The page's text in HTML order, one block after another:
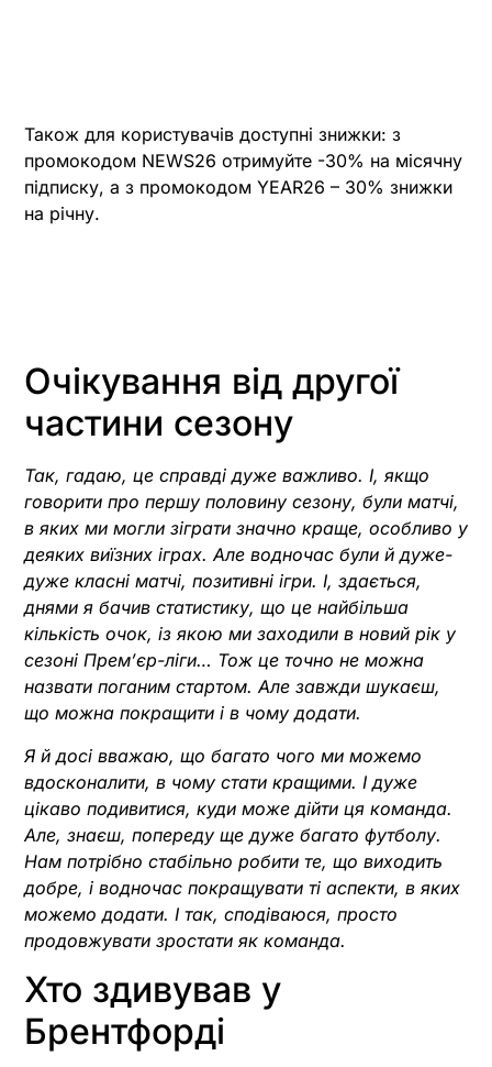
Також для користувачів доступні знижки: з
промокодом NEWS26 отримуйте -30% на місячну
підписку, а з промокодом YEAR26 – 30% знижки
на річну.
Очікування від другої
частини сезону
Так, гадаю, це справді дуже важливо. І, якщо
говорити про першу половину сезону, були матчі,
в яких ми могли зіграти значно краще, особливо у
деяких виїзних іграх. Але водночас були й дуже-
дуже класні матчі, позитивні ігри. І, здається,
днями я бачив статистику, що це найбільша
кількість очок, із якою ми заходили в новий рік у
сезоні Прем’єр-ліги… Тож це точно не можна
назвати поганим стартом. Але завжди шукаєш,
що можна покращити і в чому додати.
Я й досі вважаю, що багато чого ми можемо
вдосконалити, в чому стати кращими. І дуже
цікаво подивитися, куди може дійти ця команда.
Але, знаєш, попереду ще дуже багато футболу.
Нам потрібно стабільно робити те, що виходить
добре, і водночас покращувати ті аспекти, в яких
можемо додати. І так, сподіваюся, просто
продовжувати зростати як команда.
Хто здивував у
Брентфорді